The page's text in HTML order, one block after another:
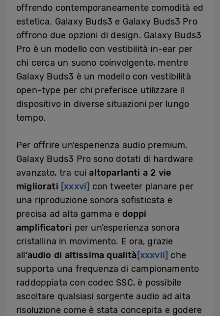
offrendo contemporaneamente comodità ed
estetica. Galaxy Buds3 e Galaxy Buds3 Pro
offrono due opzioni di design. Galaxy Buds3
Pro è un modello con vestibilità in-ear per
chi cerca un suono coinvolgente, mentre
Galaxy Buds3 è un modello con vestibilità
open-type per chi preferisce utilizzare il
dispositivo in diverse situazioni per lungo
tempo.
Per offrire un’esperienza audio premium,
Galaxy Buds3 Pro sono dotati di hardware
avanzato, tra cuialtoparlanti a 2 vie
migliorati [xxxvi] con tweeter planare per
una riproduzione sonora sofisticata e
precisa ad alta gamma e doppi
amplificatori per un’esperienza sonora
cristallina in movimento. E ora, grazie
all‘audio di altissima qualità[xxxvii] che
supporta una frequenza di campionamento
raddoppiata con codec SSC, è possibile
ascoltare qualsiasi sorgente audio ad alta
risoluzione come è stata concepita e godere